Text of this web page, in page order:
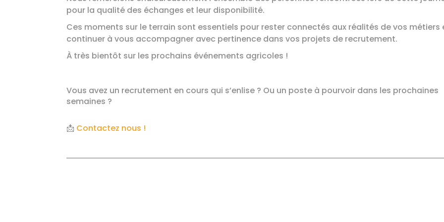
pour la qualité des échanges et leur disponibilité.
Ces moments sur le terrain sont essentiels pour rester connectés aux réalités de vos métiers
continuer à vous accompagner avec pertinence dans vos projets de recrutement.
À très bientôt sur les prochains événements agricoles !
Vous avez un recrutement en cours qui s’enlise ? Ou un poste à pourvoir dans les prochaines
semaines ?
📩 Contactez nous !